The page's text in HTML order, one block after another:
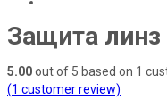
Защита линз
5.00out of 5 based on 1
(1 customer review)